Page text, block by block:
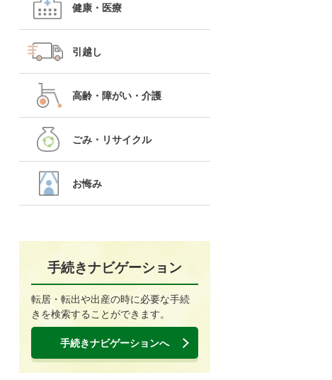
健康・医療
引越し
高齢・障がい・介護
ごみ・リサイクル
お悔み
手続きナビゲーション
転居・転出や出産の時に必要な手続
きを検索することができます。
手続きナビゲーションへ